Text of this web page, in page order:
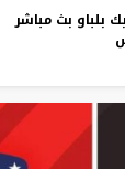
بلباو بث مباشر